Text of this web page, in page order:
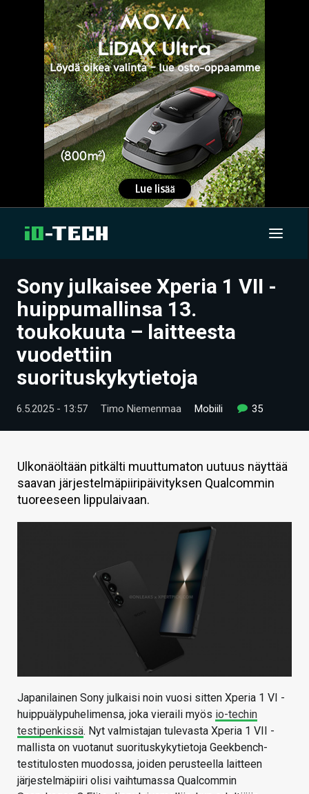
UUTISET
ARTIKKELIT
VIDEOT
TECHBBS
TIETOA
KAUPPA
VAIHDA TEEMA
Sony julkaisee Xperia 1 VII -
huippumallinsa 13.
toukokuuta – laitteesta
vuodettiin
suorituskykytietoja
6.5.2025 - 13:57 Timo Niemenmaa Mobiili 35
Ulkonäöltään pitkälti muuttumaton uutuus näyttää
saavan järjestelmäpiiripäivityksen Qualcommin
tuoreeseen lippulaivaan.
Japanilainen Sony julkaisi noin vuosi sitten Xperia 1 VI -
huippuälypuhelimensa, joka vieraili myös io-techin
testipenkissä. Nyt valmistajan tulevasta Xperia 1 VII -
mallista on vuotanut suorituskykytietoja Geekbench-
testitulosten muodossa, joiden perusteella laitteen
järjestelmäpiiri olisi vaihtumassa Qualcommin